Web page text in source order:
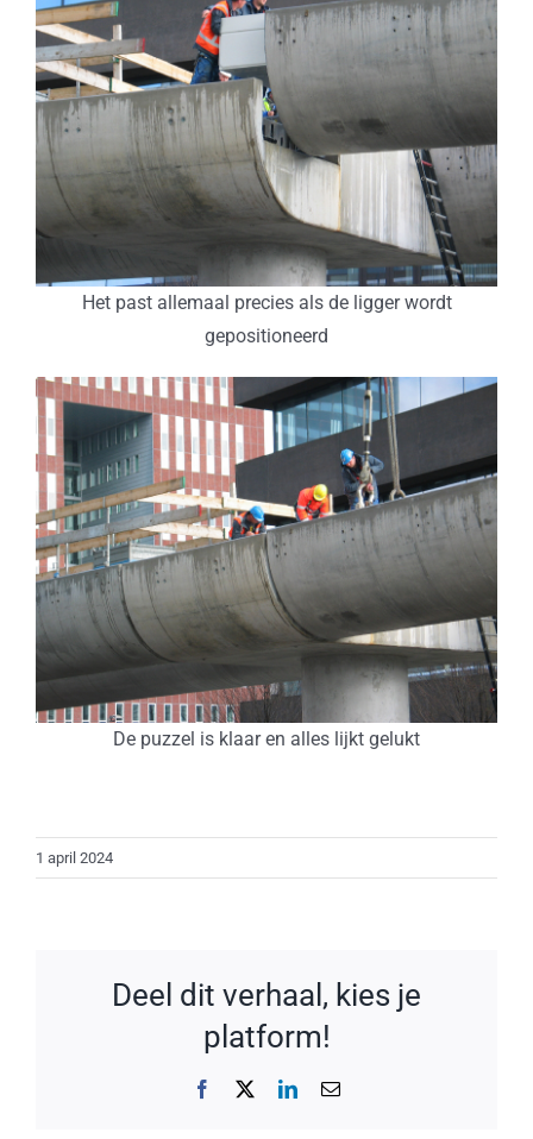
Het past allemaal precies als de ligger wordt
gepositioneerd
De puzzel is klaar en alles lijkt gelukt
1 april 2024
Deel dit verhaal, kies je
platform!
Facebook LinkedIn
E-